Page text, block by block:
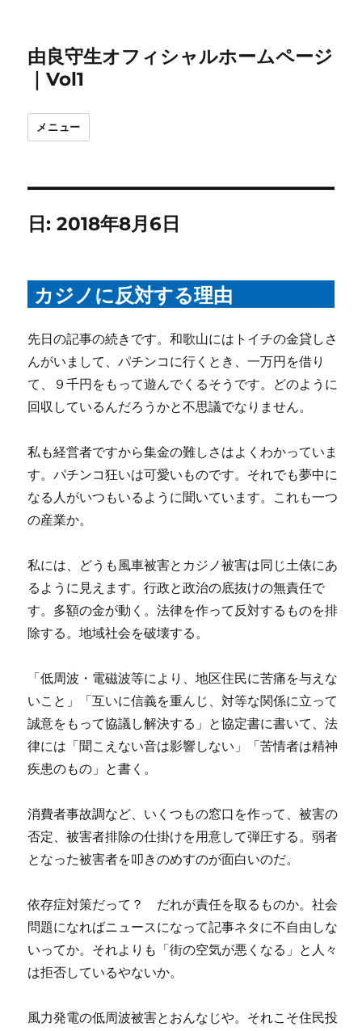
由良守生オフィシャルホームページ
｜Vol1
メニュー
日:2018年8月6日
カジノに反対する理由
先日の記事の続きです。和歌山にはトイチの金貸しさ
んがいまして、パチンコに行くとき、一万円を借り
て、９千円をもって遊んでくるそうです。どのように
回収しているんだろうかと不思議でなりません。
私も経営者ですから集金の難しさはよくわかっていま
す。パチンコ狂いは可愛いものです。それでも夢中に
なる人がいつもいるように聞いています。これも一つ
の産業か。
私には、どうも風車被害とカジノ被害は同じ土俵にあ
るように見えます。行政と政治の底抜けの無責任で
す。多額の金が動く。法律を作って反対するものを排
除する。地域社会を破壊する。
「低周波・電磁波等により、地区住民に苦痛を与えな
いこと」「互いに信義を重んじ、対等な関係に立って
誠意をもって協議し解決する」と協定書に書いて、法
律には「聞こえない音は影響しない」「苦情者は精神
疾患のもの」と書く。
消費者事故調など、いくつもの窓口を作って、被害の
否定、被害者排除の仕掛けを用意して弾圧する。弱者
となった被害者を叩きのめすのが面白いのだ。
依存症対策だって？ だれが責任を取るものか。社会
問題になればニュースになって記事ネタに不自由しな
いってか。それよりも「街の空気が悪くなる」と人々
は拒否しているやないか。
風力発電の低周波被害とおんなじや。それこそ住民投